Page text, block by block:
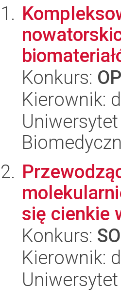
Konkurs:
Kierownik:
się cienkie
Konkurs:
Kierownik: